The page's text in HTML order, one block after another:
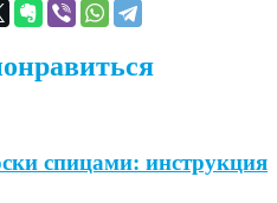
спицами: инструкция